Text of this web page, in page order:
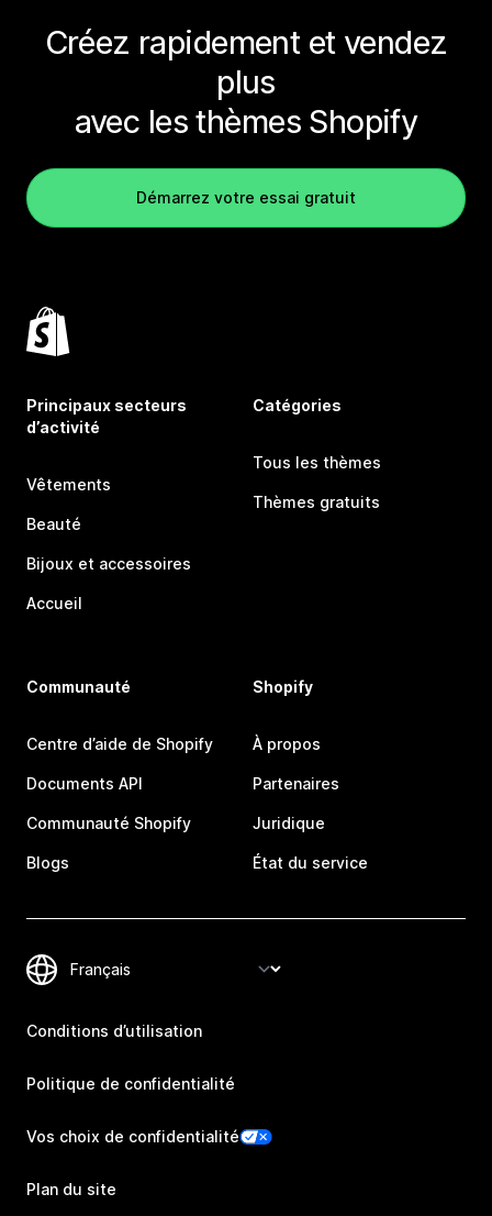
Créez rapidement et vendez
plus
avec les thèmes Shopify
Démarrez votre essai gratuit
Principaux secteurs
d’activité
Vêtements
Beauté
Bijoux et accessoires
Accueil
Catégories
Tous les thèmes
Thèmes gratuits
Communauté
Centre d’aide de Shopify
Documents API
Communauté Shopify
Blogs
Shopify
À propos
Partenaires
Juridique
État du service
Conditions d’utilisation
Politique de confidentialité
Vos choix de confidentialité
Plan du site